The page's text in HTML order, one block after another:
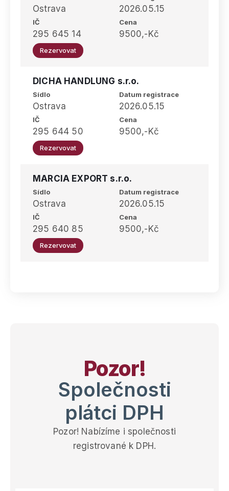
Ostrava
IČ
295 645 14
2026.05.15
Cena
9500,-Kč
Rezervovat
DICHA HANDLUNG s.r.o.
Sídlo
Ostrava
IČ
295 644 50
Datum registrace
2026.05.15
Cena
9500,-Kč
Rezervovat
MARCIA EXPORT s.r.o.
Sídlo
Ostrava
IČ
295 640 85
Datum registrace
2026.05.15
Cena
9500,-Kč
Rezervovat
Pozor!
Společnosti
plátci DPH
Pozor! Nabízíme i společnosti
registrované k DPH.